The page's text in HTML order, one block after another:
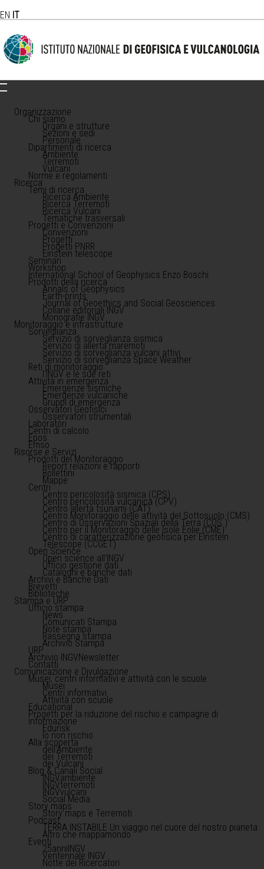
EN IT
Organizzazione
Chi siamo
Organi e strutture
Sezioni e sedi
Personale
Dipartimenti di ricerca
Ambiente
Terremoti
Vulcani
Norme e regolamenti
Ricerca
Temi di ricerca
Ricerca Ambiente
Ricerca Terremoti
Ricerca Vulcani
Tematiche trasversali
Progetti e Convenzioni
Convenzioni
Progetti
Progetti PNRR
Einstein telescope
Seminari
Workshop
International School of Geophysics Enzo Boschi
Prodotti della ricerca
Annals of Geophysics
Earth-prints
Journal of Geoethics and Social Geosciences
Collane editoriali INGV
Monografie INGV
Monitoraggio e infrastrutture
Sorveglianza
Servizio di sorveglianza sismica
Servizio di allerta maremoti
Servizio di sorveglianza vulcani attivi
Servizio di sorveglianza Space Weather
Reti di monitoraggio
l'INGV e le sue reti
Attività in emergenza
Emergenze sismiche
Emergenze vulcaniche
Gruppi di emergenza
Osservatori Geofisici
Osservatori strumentali
Laboratori
Centri di calcolo
Epos
Emso
Risorse e Servizi
Prodotti del Monitoraggio
Report relazioni e rapporti
Bollettini
Mappe
Centri
Centro pericolosità sismica (CPS)
Centro pericolosità vulcanica (CPV)
Centro allerta tsunami (CAT)
Centro Monitoraggio delle attività del Sottosuolo (CMS)
Centro di Osservazioni Spaziali della Terra (COS )
Centro per il Monitoraggio delle Isole Eolie (CME)
Centro di caratterizzazione geofisica per Einstein
Telescope (CCGET)
Open Science
Open science all'INGV
Ufficio gestione dati
Cataloghi e banche dati
Archivi e Banche Dati
Brevetti
Biblioteche
Stampa e URP
Ufficio stampa
News
Comunicati Stampa
Note stampa
Rassegna stampa
Archivio Stampa
URP
Archivio INGVNewsletter
Contatti
Comunicazione e Divulgazione
Musei, centri informativi e attività con le scuole
Musei
Centri informativi
Attività con scuole
Educational
Progetti per la riduzione del rischio e campagne di
informazione
Edurisk
Io non rischio
Alla scoperta
dell'Ambiente
dei Terremoti
dei Vulcani
Blog & Canali Social
INGVambiente
INGVterremoti
INGVvulcani
Social Media
Story maps
Story maps e Terremoti
Podcast
TERRA INSTABILE Un viaggio nel cuore del nostro pianeta
Altro che mappamondo
Eventi
25anniINGV
Ventennale INGV
Notte dei Ricercatori